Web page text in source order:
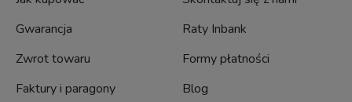
Gwarancja
Zwrot towaru
Faktury i paragony
Raty Inbank
Formy płatności
Blog